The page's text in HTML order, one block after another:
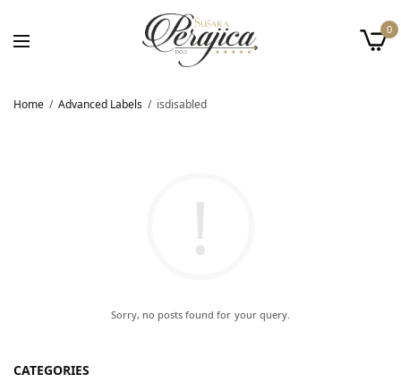
0
Home Advanced Labels isdisabled
Sorry, no posts found for your query.
CATEGORIES